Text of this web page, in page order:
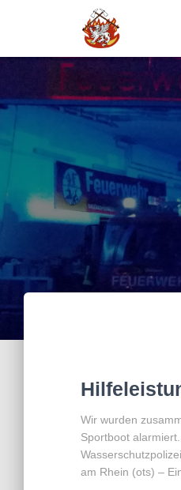
Wir wurden
Sportboot
am Rhein (ots) –